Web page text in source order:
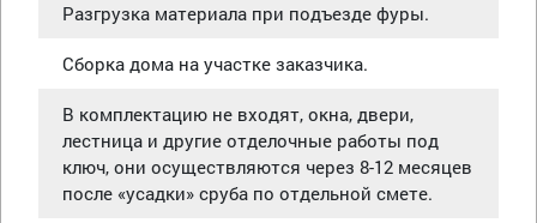
Разгрузка материала при подъезде фуры.
Сборка дома на участке заказчика.
В комплектацию не входят, окна, двери,
лестница и другие отделочные работы под
ключ, они осуществляются через 8-12 месяцев
после «усадки» сруба по отдельной смете.